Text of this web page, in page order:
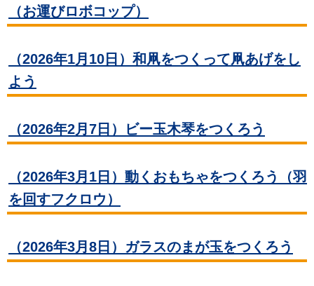
（お運びロボコップ）
（2026年1月10日）和凧をつくって凧あげをし
よう
（2026年2月7日）ビー玉木琴をつくろう
（2026年3月1日）動くおもちゃをつくろう（羽
を回すフクロウ）
（2026年3月8日）ガラスのまが玉をつくろう